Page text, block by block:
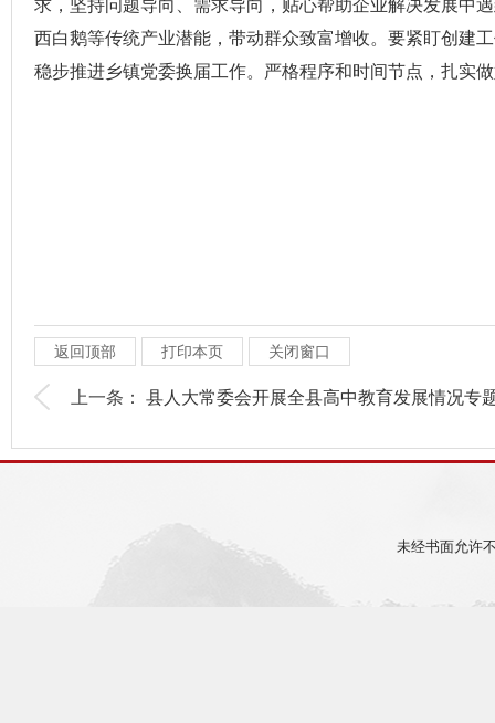
求，坚持问题导向、需求导向，贴心帮助企业解决发展中
西白鹅等传统产业潜能，带动群众致富增收。要紧盯创建
稳步推进乡镇党委换届工作。严格程序和时间节点，扎实
返回顶部 打印本页 关闭窗口
上一条： 县人大常委会开展全县高中教育发展情况专
未经书面允许